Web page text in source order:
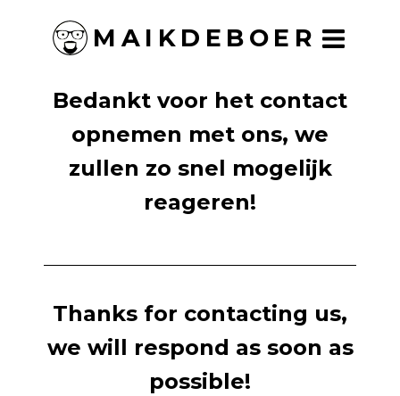
MAIKDEBOER
Bedankt voor het contact
opnemen met ons, we
zullen zo snel mogelijk
reageren!
Thanks for contacting us,
we will respond as soon as
possible!